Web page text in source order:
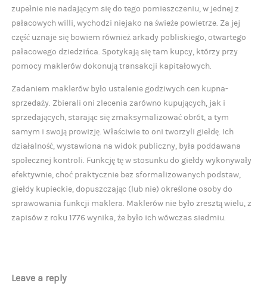
zupełnie nie nadającym się do tego pomieszczeniu, w jednej z
pałacowych willi, wychodzi niejako na świeże powietrze. Za jej
część uznaje się bowiem również arkady pobliskiego, otwartego
pałacowego dziedzińca. Spotykają się tam kupcy, którzy przy
pomocy maklerów dokonują transakcji kapitałowych.
Zadaniem maklerów było ustalenie godziwych cen kupna-
sprzedaży. Zbierali oni zlecenia zarówno kupujących, jak i
sprzedających, starając się zmaksymalizować obrót, a tym
samym i swoją prowizję. Właściwie to oni tworzyli giełdę. Ich
działalność, wystawiona na widok publiczny, była poddawana
społecznej kontroli. Funkcję tę w stosunku do giełdy wykonywały
efektywnie, choć praktycznie bez sformalizowanych podstaw,
giełdy kupieckie, dopuszczając (lub nie) określone osoby do
sprawowania funkcji maklera. Maklerów nie było zresztą wielu, z
zapisów z roku 1776 wynika, że było ich wówczas siedmiu.
Leave a reply